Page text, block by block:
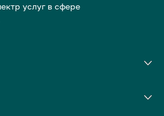
услуг в сфере